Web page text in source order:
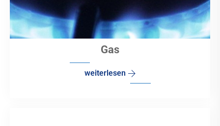
Gas
weiterlesen